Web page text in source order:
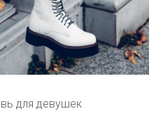
для девушек